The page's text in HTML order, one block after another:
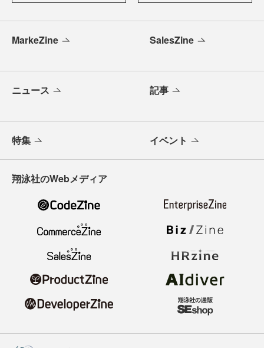
MarkeZine SalesZine
ニュース 記事
特集 イベント
翔泳社のWebメディア